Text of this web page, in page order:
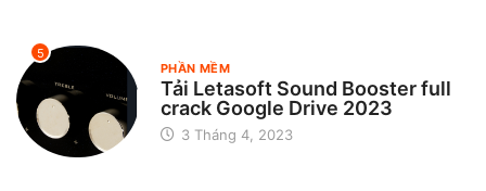
5
PHẦN MỀM
Tải Letasoft Sound Booster full
crack Google Drive 2023
3 Tháng 4, 2023